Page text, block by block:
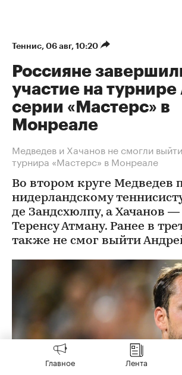
Теннис⁠, 06 авг, 10:20
Россияне
участие на турнире
серии «Мастерс» в
Монреале
Медведев и Хачанов не смогли
турнира «Мастерс» в Монреале
Во втором круге Медведев
нидерландскому
де Зандсхюлпу, а Хачанов
Теренсу Атману. Ранее в
также не смог выйти
Главное Лента